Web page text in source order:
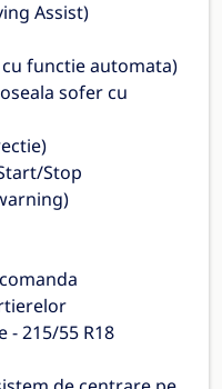
Assist)
functie automata)
sofer cu
Stop
- 215/55 R18